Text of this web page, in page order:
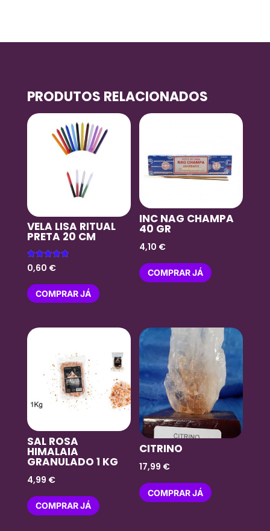
PRODUTOS RELACIONADOS
VELA LISA RITUAL
PRETA 20 CM
Avaliação
5.00
0,60 €
COMPRAR JÁ
INC NAG CHAMPA
40 GR
4,10 €
COMPRAR JÁ
SAL ROSA
HIMALAIA
GRANULADO 1 KG
4,99 €
COMPRAR JÁ
CITRINO
17,99 €
COMPRAR JÁ